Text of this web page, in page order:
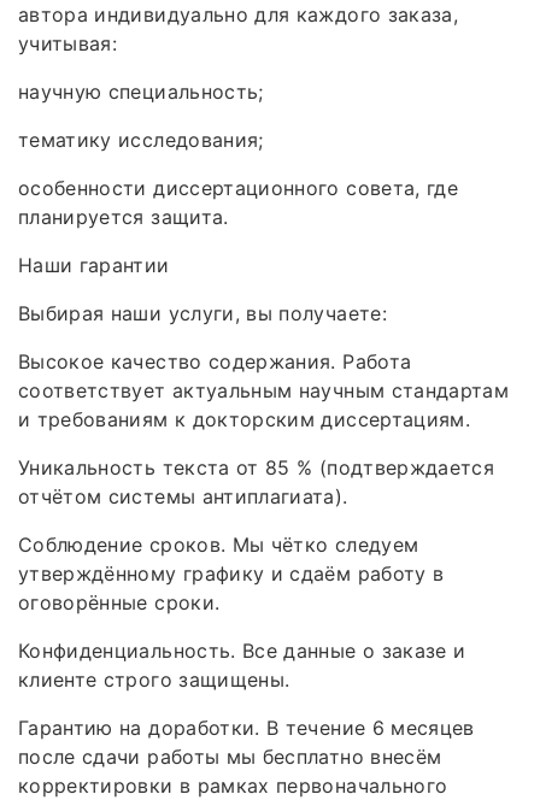
автора индивидуально для каждого заказа,
учитывая:
научную специальность;
тематику исследования;
особенности диссертационного совета, где
планируется защита.
Наши гарантии
Выбирая наши услуги, вы получаете:
Высокое качество содержания. Работа
соответствует актуальным научным стандартам
и требованиям к докторским диссертациям.
Уникальность текста от 85 % (подтверждается
отчётом системы антиплагиата).
Соблюдение сроков. Мы чётко следуем
утверждённому графику и сдаём работу в
оговорённые сроки.
Конфиденциальность. Все данные о заказе и
клиенте строго защищены.
Гарантию на доработки. В течение 6 месяцев
после сдачи работы мы бесплатно внесём
корректировки в рамках первоначального